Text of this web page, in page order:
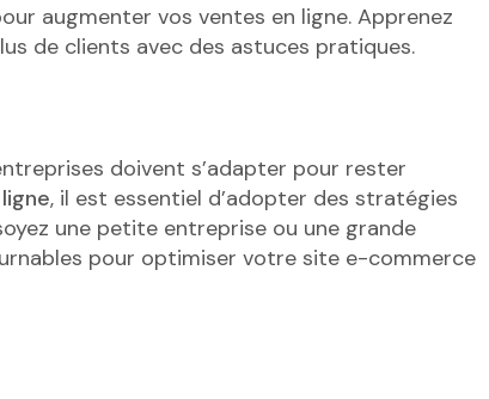
augmenter vos ventes en ligne. Apprenez
de clients avec des astuces pratiques.
doivent s’adapter pour rester
, il est essentiel d’adopter des stratégies
une petite entreprise ou une grande
pour optimiser votre site e-commerce